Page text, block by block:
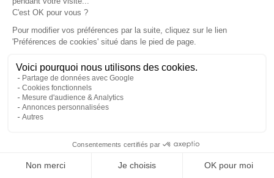
Malibu Genius : un fourgon Mercedes
qui ne ressemble à aucun autre